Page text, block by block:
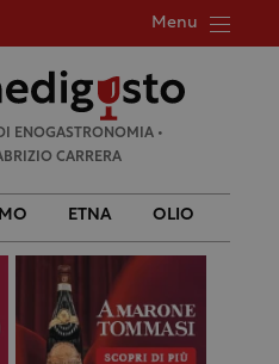
Menu
per:
ENOGASTRONOMIA •
CARRERA
ETNA OLIO